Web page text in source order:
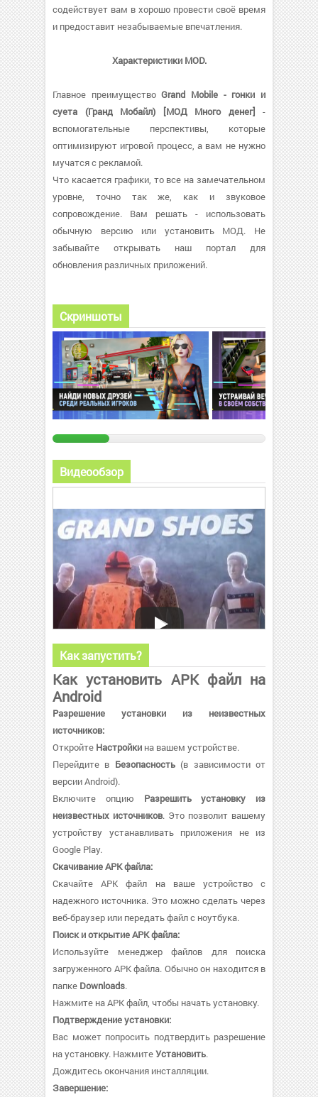
содействует вам в хорошо провести своё время
и предоставит незабываемые впечатления.
Характеристики MOD.
Главное преимуществоGrand Mobile - гонки и
суета (Гранд Мобайл) [МОД Много денег] -
вспомогательные перспективы, которые
оптимизируют игровой процесс, а вам не нужно
мучатся с рекламой.
Что касается графики, то все на замечательном
уровне, точно так же, как и звуковое
сопровождение. Вам решать - использовать
обычную версию или установить МОД. Не
забывайте открывать наш портал для
обновления различных приложений.
Скриншоты
Видеообзор
Как запустить?
Как установить APK файл на
Android
Разрешение установки из неизвестных
источников:
Откройте Настройки на вашем устройстве.
Перейдите в Безопасность(в зависимости от
версии Android).
Включите опцию Разрешить установку из
неизвестных источников. Это позволит вашему
устройству устанавливать приложения не из
Google Play.
Скачивание APK файла:
Скачайте APK файл на ваше устройство с
надежного источника. Это можно сделать через
веб-браузер или передать файл с ноутбука.
Поиск и открытие APK файла:
Используйте менеджер файлов для поиска
загруженного APK файла. Обычно он находится в
папке Downloads.
Нажмите на APK файл, чтобы начать установку.
Подтверждение установки:
Вас может попросить подтвердить разрешение
на установку. НажмитеУстановить.
Дождитесь окончания инсталляции.
Завершение: